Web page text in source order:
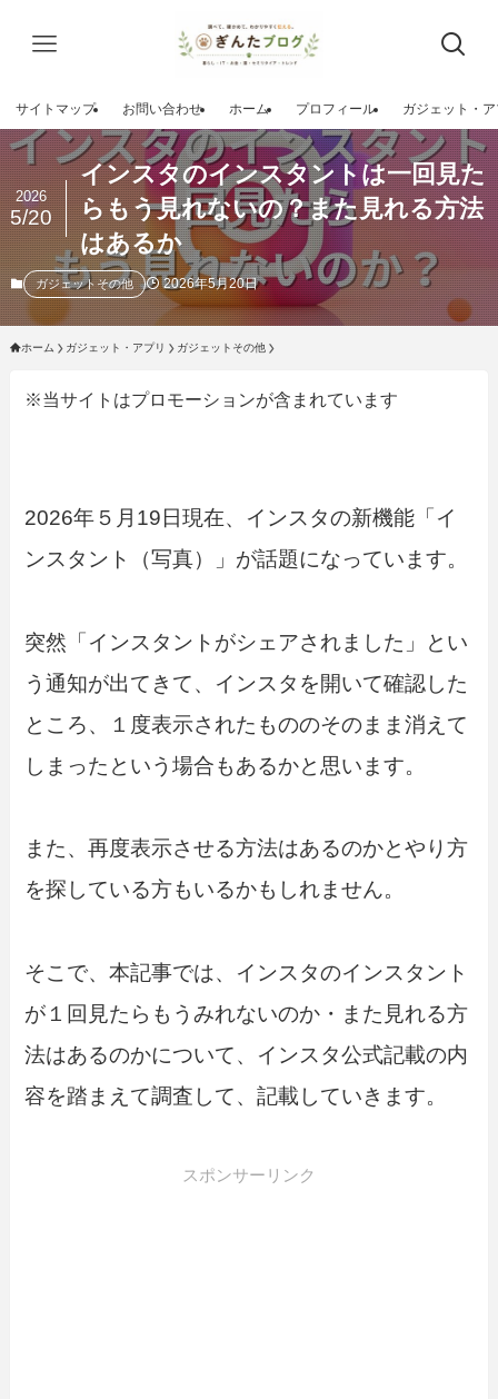
サイトマップ お問い合わせ ホーム プロフィール ガジェット・
インスタのインスタントは一回見た
らもう見れないの？また見れる方法
はあるか
2026
5/20
ガジェットその他 2026年5月20日
ホーム ガジェット・アプリ ガジェットその他
※当サイトはプロモーションが含まれています
2026年５月19日現在、インスタの新機能「イ
ンスタント（写真）」が話題になっています。
突然「インスタントがシェアされました」とい
う通知が出てきて、インスタを開いて確認した
ところ、１度表示されたもののそのまま消えて
しまったという場合もあるかと思います。
また、再度表示させる方法はあるのかとやり方
を探している方もいるかもしれません。
そこで、本記事では、インスタのインスタント
が１回見たらもうみれないのか・また見れる方
法はあるのかについて、インスタ公式記載の内
容を踏まえて調査して、記載していきます。
スポンサーリンク